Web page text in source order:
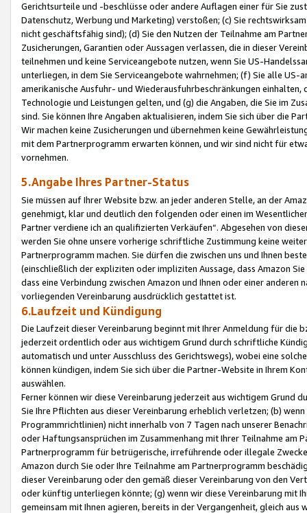
Gerichtsurteile und -beschlüsse oder andere Auflagen einer für Sie
Datenschutz, Werbung und Marketing) verstoßen; (c) Sie
nicht geschäftsfähig sind); (d) Sie den Nutzen der Teilnahme am
Zusicherungen, Garantien oder Aussagen verlassen, die in dieser
teilnehmen und keine Serviceangebote nutzen, wenn Sie US-
unterliegen, in dem Sie Serviceangebote wahrnehmen; (f) Sie alle
amerikanische Ausfuhr- und Wiederausfuhrbeschränkungen
Technologie und Leistungen gelten, und (g) die Angaben, die Sie im
sind. Sie können Ihre Angaben aktualisieren, indem Sie sich über die
Wir machen keine Zusicherungen und übernehmen keine
mit dem Partnerprogramm erwarten können, und wir sind nicht für
vornehmen.
5.Angabe Ihres Partner-Status
Sie müssen auf Ihrer Website bzw. an jeder anderen Stelle, an der
genehmigt, klar und deutlich den folgenden oder einen im
Partner verdiene ich an qualifizierten Verkäufen“. Abgesehen von
werden Sie ohne unsere vorherige schriftliche Zustimmung keine
Partnerprogramm machen. Sie dürfen die zwischen uns und Ihnen
(einschließlich der expliziten oder impliziten Aussage, dass Amazon
dass eine Verbindung zwischen Amazon und Ihnen oder einer
vorliegenden Vereinbarung ausdrücklich gestattet ist.
6.Laufzeit und Kündigung
Die Laufzeit dieser Vereinbarung beginnt mit Ihrer Anmeldung für die
jederzeit ordentlich oder aus wichtigem Grund durch schriftliche
automatisch und unter Ausschluss des Gerichtswegs), wobei eine
können kündigen, indem Sie sich über die Partner-Website in Ihrem
auswählen.
Ferner können wir diese Vereinbarung jederzeit aus wichtigem Grund
Sie Ihre Pflichten aus dieser Vereinbarung erheblich verletzen; (b)
Programmrichtlinien) nicht innerhalb von 7 Tagen nach unserer
oder Haftungsansprüchen im Zusammenhang mit Ihrer Teilnahme am
Partnerprogramm für betrügerische, irreführende oder illegale
Amazon durch Sie oder Ihre Teilnahme am Partnerprogramm
dieser Vereinbarung oder den gemäß dieser Vereinbarung von den
oder künftig unterliegen könnte; (g) wenn wir diese Vereinbarung mit
gemeinsam mit Ihnen agieren, bereits in der Vergangenheit, gleich